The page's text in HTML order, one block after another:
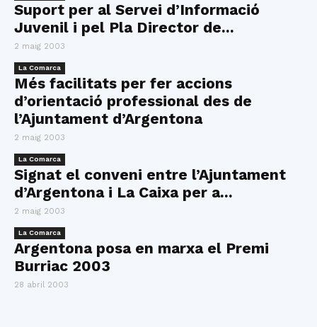
Suport per al Servei d’Informació
Juvenil i pel Pla Director de...
2 maig 2003
La Comarca
Més facilitats per fer accions
d’orientació professional des de
l’Ajuntament d’Argentona
2 maig 2003
La Comarca
Signat el conveni entre l’Ajuntament
d’Argentona i La Caixa per a...
2 maig 2003
La Comarca
Argentona posa en marxa el Premi
Burriac 2003
28 abril 2003